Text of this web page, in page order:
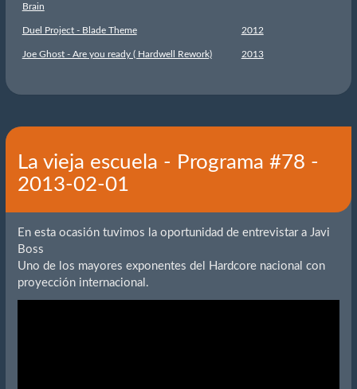
Brain
Duel Project - Blade Theme 2012
Joe Ghost - Are you ready ( Hardwell Rework) 2013
La vieja escuela - Programa #78 -
2013-02-01
En esta ocasión tuvimos la oportunidad de entrevistar a Javi
Boss
Uno de los mayores exponentes del Hardcore nacional con
proyección internacional.